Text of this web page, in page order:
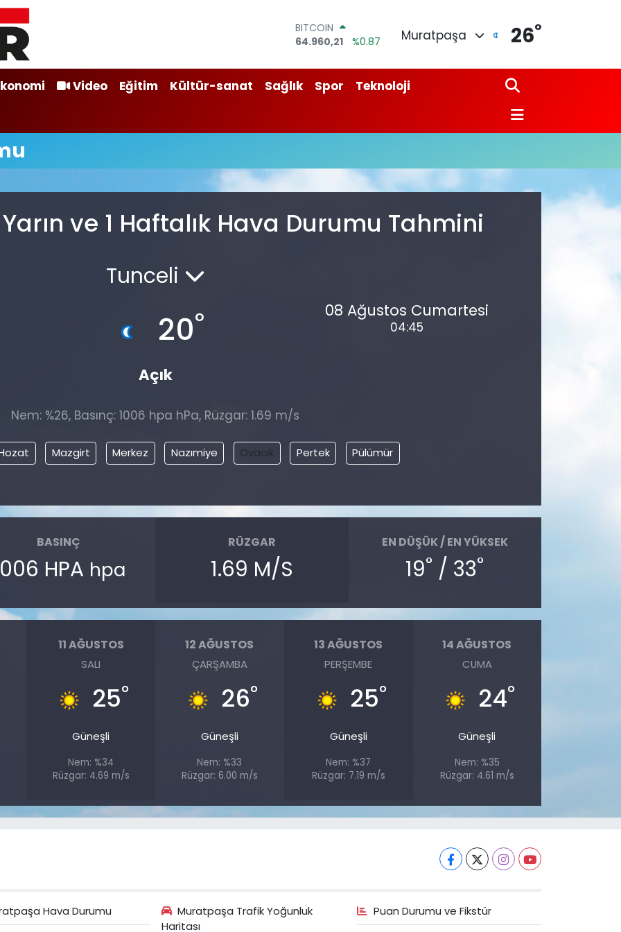
BITCOIN
64.960,21
%0.87
47,7436
%0.18
EURO
55,2510
BİST100
Muratpaşa 26°
Video Eğitim Kültür-sanat Sağlık Spor
Teknoloji
ve 1 Haftalık Hava Durumu Tahmini
Tunceli
20°
Açık
08 Ağustos Cumartesi
04:45
Nem: %26, Basınç: 1006 hpa hPa, Rüzgar: 1.69 m/s
Mazgirt Merkez Nazımiye Ovacık Pertek Pülümür
BASINÇ
HPA hpa
RÜZGAR
1.69 M/S
EN DÜŞÜK / EN YÜKSEK
19° / 33°
11 AĞUSTOS
SALI
25°
Güneşli
Nem: %34
Rüzgar: 4.69 m/s
12 AĞUSTOS
ÇARŞAMBA
26°
Güneşli
Nem: %33
Rüzgar: 6.00 m/s
13 AĞUSTOS
PERŞEMBE
25°
Güneşli
Nem: %37
Rüzgar: 7.19 m/s
14 AĞUSTOS
CUMA
24°
Güneşli
Nem: %35
Rüzgar: 4.61 m/s
Hava Durumu
Muratpaşa Trafik Yoğunluk
Haritası
Puan Durumu ve Fikstür